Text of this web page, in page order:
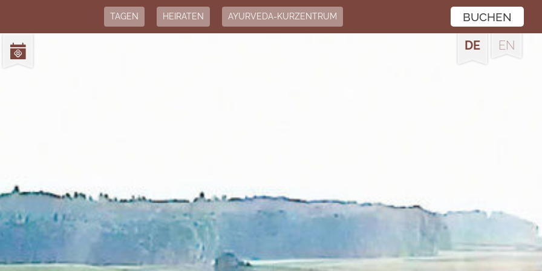
TAGEN HEIRATEN AYURVEDA-KURZENTRUM BUCHEN
DE EN